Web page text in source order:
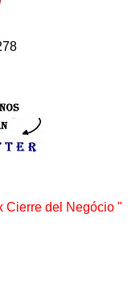
Cierre del Negócio"